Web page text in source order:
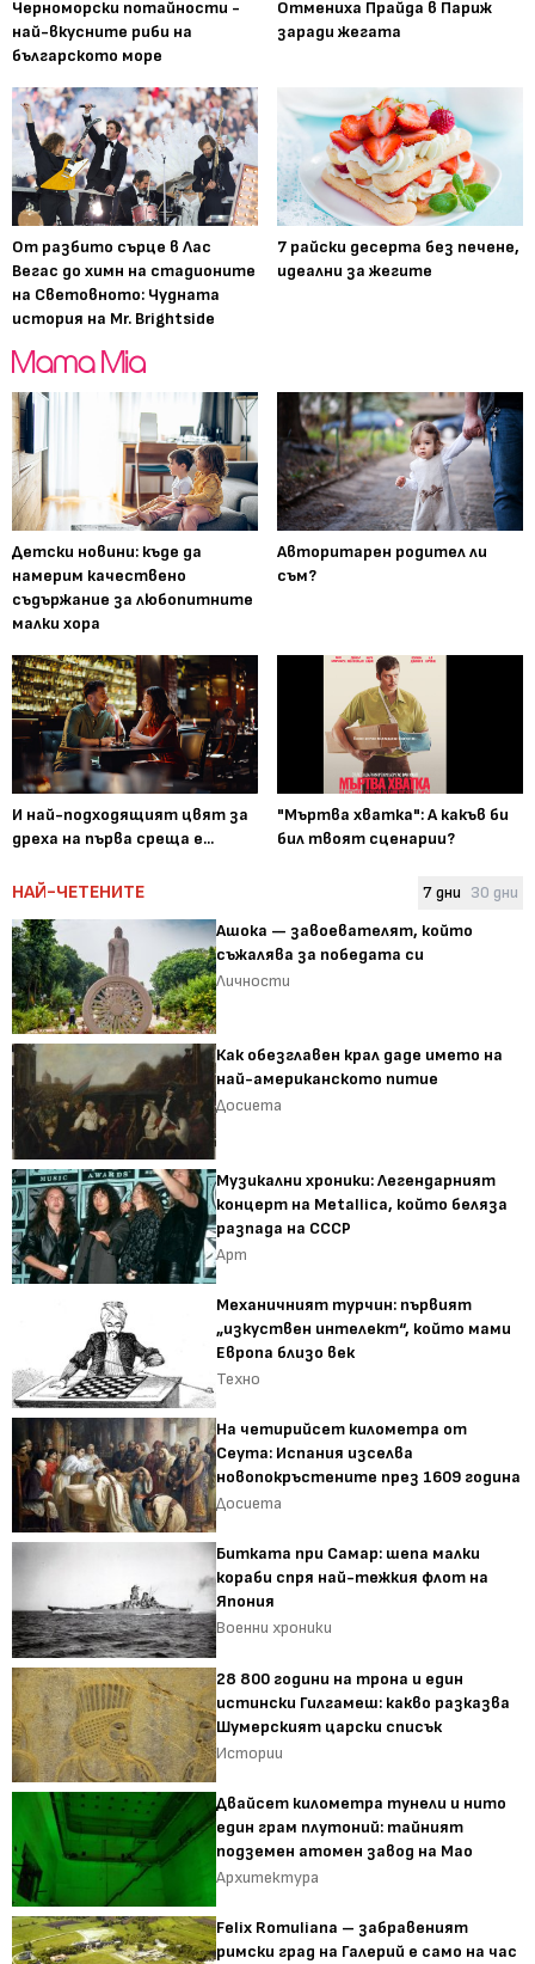
Черноморски потайности -
най-вкусните риби на
българското море
Отмениха Прайда в Париж
заради жегата
От разбито сърце в Лас
Вегас до химн на стадионите
на Световното: Чудната
история на Mr. Brightside
7 райски десерта без печене,
идеални за жегите
Детски новини: къде да
намерим качествено
съдържание за любопитните
малки хора
Авторитарен родител ли
съм?
И най-подходящият цвят за
дреха на първа среща е...
"Мъртва хватка": А какъв би
бил твоят сценарии?
НАЙ-ЧЕТЕНИТЕ 7 дни 30 дни
Ашока — завоевателят, който
съжалява за победата си
Личности
Как обезглавен крал даде името на
най-американското питие
Досиета
Музикални хроники: Легендарният
концерт на Metallica, който беляза
разпада на СССР
Арт
Механичният турчин: първият
„изкуствен интелект“, който мами
Европа близо век
Техно
На четирийсет километра от
Сеута: Испания изселва
новопокръстените през 1609 година
Досиета
Битката при Самар: шепа малки
кораби спря най-тежкия флот на
Япония
Военни хроники
28 800 години на трона и един
истински Гилгамеш: какво разказва
Шумерският царски списък
Истории
Двайсет километра тунели и нито
един грам плутоний: тайният
подземен атомен завод на Мао
Архитектура
Felix Romuliana – забравеният
римски град на Галерий е само на час